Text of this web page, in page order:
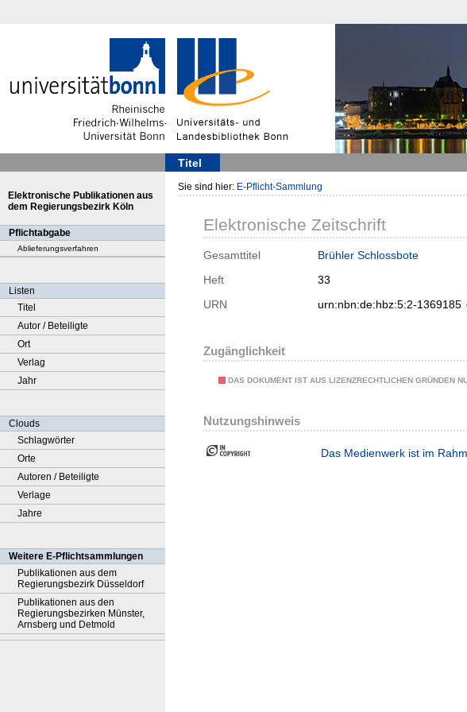
Titel
Elektronische Publikationen aus
dem Regierungsbezirk Köln
Pflichtabgabe
Ablieferungsverfahren
Listen
Titel
Autor / Beteiligte
Ort
Verlag
Jahr
Clouds
Schlagwörter
Orte
Autoren / Beteiligte
Verlage
Jahre
Weitere E-Pflichtsammlungen
Publikationen aus dem
Regierungsbezirk Düsseldorf
Publikationen aus den
Regierungsbezirken Münster,
Arnsberg und Detmold
Sie sind hier: E-Pflicht-Sammlung
Elektronische Zeitschrift
Gesamttitel
Brühler Schlossbote
Heft
33
URN
urn:nbn:de:hbz:5:2-1369185
Zugänglichkeit
DAS DOKUMENT IST AUS LIZENZRECHTLICHEN GRÜNDEN
Nutzungshinweis
Das Medienwerk ist im